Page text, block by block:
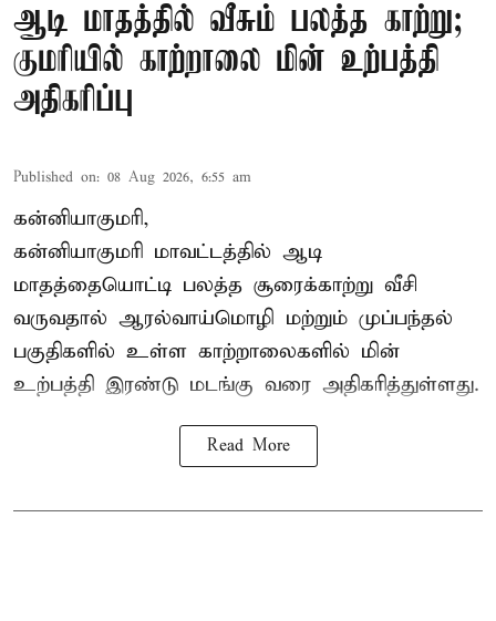
ஆடி மாதத்தில் வீசும் பலத்த காற்று;
குமரியில் காற்றாலை மின் உற்பத்தி
அதிகரிப்பு
Published on: 08 Aug 2026, 6:55 am
கன்னியாகுமரி,
கன்னியாகுமரி மாவட்டத்தில் ஆடி
மாதத்தையொட்டி பலத்த சூரைக்காற்று வீசி
வருவதால் ஆரல்வாய்மொழி மற்றும் முப்பந்தல்
பகுதிகளில் உள்ள காற்றாலைகளில் மின்
உற்பத்தி இரண்டு மடங்கு வரை அதிகரித்துள்ளது.
Read More